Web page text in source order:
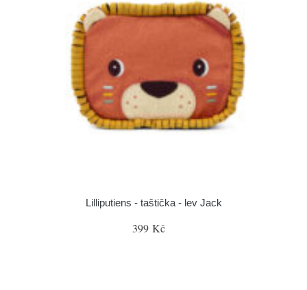
Lilliputiens - taštička - lev Jack
399 Kč